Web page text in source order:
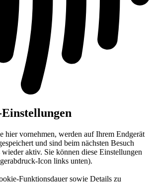
hier vornehmen, werden auf Ihrem Endgerät
und sind beim nächsten Besuch
wieder aktiv. Sie können diese Einstellungen
Icon links unten).
Funktionsdauer sowie Details zu